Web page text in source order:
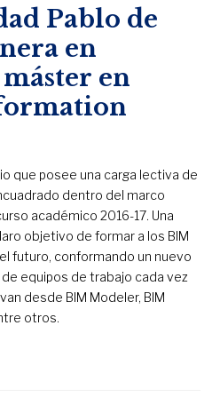
Pablo de
en
en
que posee una carga lectiva de
dentro del marco
académico 2016-17. Una
objetivo de formar a los BIM
futuro, conformando un nuevo
equipos de trabajo cada vez
desde BIM Modeler, BIM
otros.